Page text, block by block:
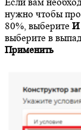
Если вам
нужно чтобы
80%, выберите И
выберите в
Применить